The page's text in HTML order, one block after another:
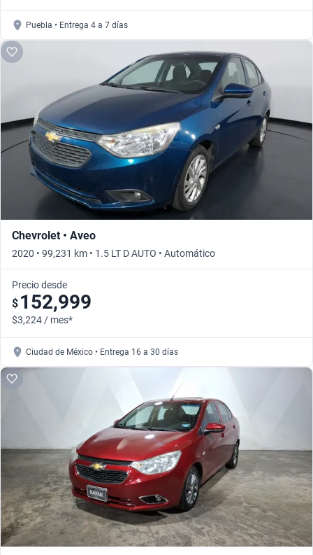
Puebla • Entrega 4 a 7 días
Chevrolet • Aveo
2020 • 99,231 km • 1.5 LT D AUTO • Automático
Precio desde
$ 152,999
$3,224 / mes*
Ciudad de México • Entrega 16 a 30 días